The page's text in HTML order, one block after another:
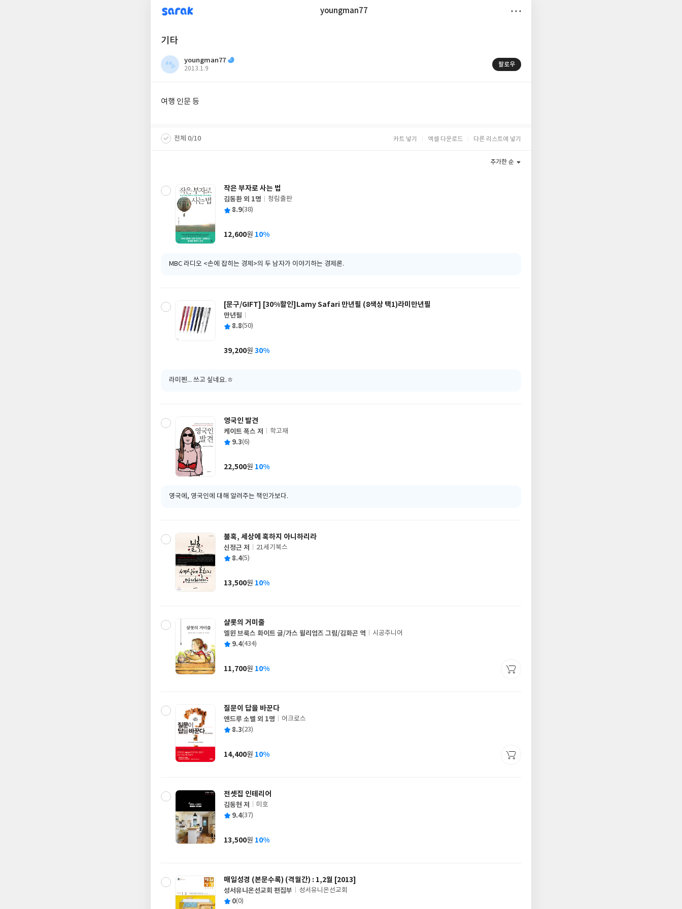
sarak youngman77
기타
youngman77
작
2013.1.9
팔로우
여행 인문 등
전체 0/10 카트 넣기 엑셀 다운로드 다른 리스트에 넣기
추가한 순
작은 부자로 사는 법
글
쓴
김동환 외 1명
출
사
청림출판
평 8.9(38)
가
12,600원 10%
MBC 라디오 <손에 잡히는 경제>의 두 남자가 이야기하는 경제론.
[문구/GIFT] [30%할인]Lamy Safari 만년필 (8색상 택1)라미만년필
글
쓴
만년필
출
사
평 8.8(50)
가
39,200원 30%
라미펜... 쓰고 싶네요.ㅎ
영국인 발견
글
쓴
케이트 폭스 저
출
사
학고재
평 9.3(6)
가
22,500원 10%
영국에, 영국인에 대해 알려주는 책인가보다.
불혹, 세상에 혹하지 아니하리라
글
쓴
신정근 저
출
사
21세기북스
평 8.4(5)
가
13,500원 10%
샬롯의 거미줄
글
쓴
엘윈 브룩스 화이트 글/가스 윌리엄즈 그림/김화곤 역
출
사
시공주니어
평 9.4(434)
가
11,700원 10%
질문이 답을 바꾼다
글
쓴
앤드루 소벨 외 1명
출
사
어크로스
평 8.3(23)
가
14,400원 10%
전셋집 인테리어
글
쓴
김동현 저
출
사
미호
평 9.4(37)
가
13,500원 10%
매일성경 (본문수록) (격월간) : 1,2월 [2013]
글
쓴
성서유니온선교회 편집부
출
성서유니온선교회
평 0(0)